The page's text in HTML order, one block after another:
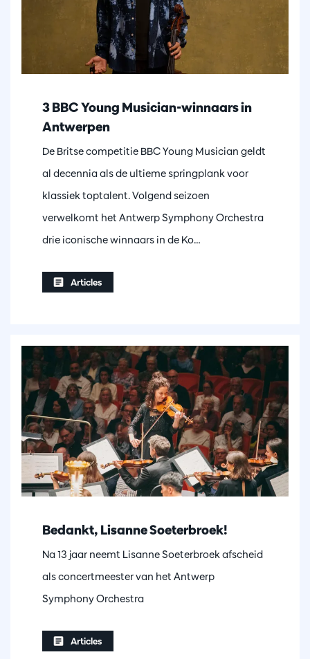
3 BBC Young Musician-winnaars in
Antwerpen
De Britse competitie BBC Young Musician geldt
al decennia als de ultieme springplank voor
klassiek toptalent. Volgend seizoen
verwelkomt het Antwerp Symphony Orchestra
drie iconische winnaars in de Ko…
Articles
Bedankt, Lisanne Soeterbroek!
Na 13 jaar neemt Lisanne Soeterbroek afscheid
als concertmeester van het Antwerp
Symphony Orchestra
Articles